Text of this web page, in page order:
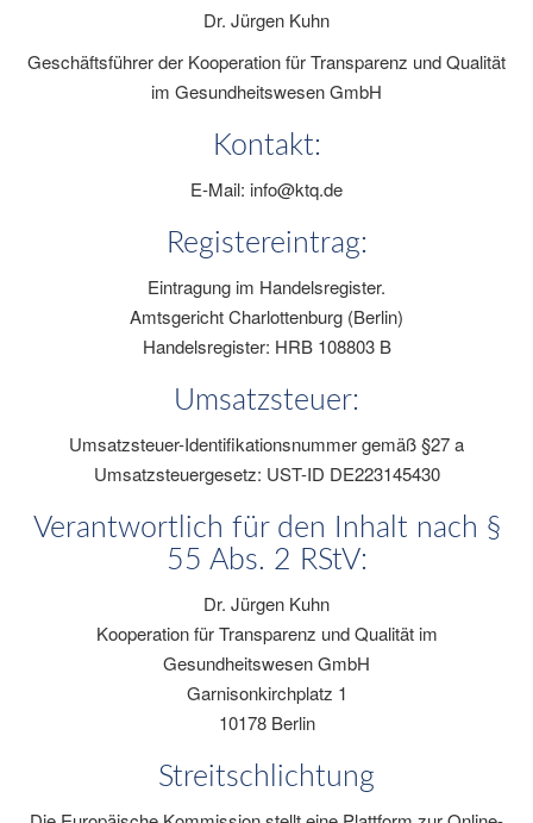
Dr. Jürgen Kuhn
Geschäftsführer der Kooperation für Transparenz und Qualität
im Gesundheitswesen GmbH
Kontakt:
E-Mail: info@ktq.de
Registereintrag:
Eintragung im Handelsregister.
AmtsgerichtCharlottenburg (Berlin)
Handelsregister: HRB 108803 B
Umsatzsteuer:
Umsatzsteuer-Identifikationsnummer gemäß §27 a
Umsatzsteuergesetz: UST-ID DE223145430
Verantwortlich für den Inhalt nach §
55 Abs. 2 RStV:
Dr. Jürgen Kuhn
Kooperation für Transparenz und Qualität im
Gesundheitswesen GmbH
Garnisonkirchplatz 1
10178 Berlin
Streitschlichtung